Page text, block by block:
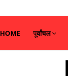
HOME पूर्वांचल